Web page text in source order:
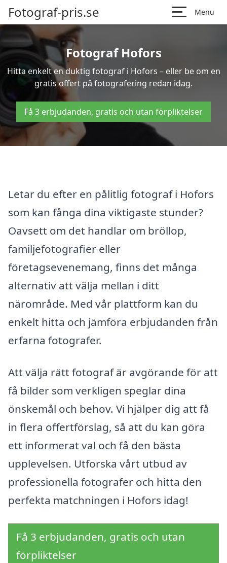
Fotograf-pris.se Menu
Fotograf Hofors
Hitta enkelt en duktig fotograf i Hofors – eller be om en
gratis offert på fotografering redan idag.
Få 3 erbjudanden, gratis och utan förpliktelser
Letar du efter en pålitlig fotograf i Hofors
som kan fånga dina viktigaste stunder?
Oavsett om det handlar om bröllop,
familjefotografier eller
företagsevenemang, finns det många
alternativ att välja mellan i ditt
närområde. Med vår plattform kan du
enkelt hitta och jämföra erbjudanden från
erfarna fotografer.
Att välja rätt fotograf är avgörande för att
få bilder som verkligen speglar dina
önskemål och behov. Vi hjälper dig att få
in flera offertförslag, så att du kan göra
ett informerat val och få den bästa
upplevelsen. Utforska vårt utbud av
professionella fotografer och hitta den
perfekta matchningen i Hofors idag!
Få 3 erbjudanden, gratis och utan
förpliktelser